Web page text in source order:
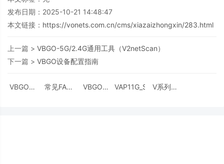
发布日期：2025-10-21 14:48:47
本文链接： https://vonets.com.cn/cms/xiazaizhongxin/283.html
上一篇 > VBGO-5G/2.4G通用工具（V2netScan）
下一篇 > VBGO设备配置指南
VBGO设
常见FAQ
VBGO-
VAP11G_Setup_5.0.32.5
V系列—